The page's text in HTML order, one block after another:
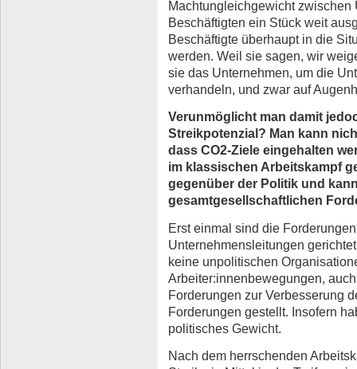
Machtungleichgewicht zwischen
Beschäftigten ein Stück weit
Beschäftigte überhaupt in die
werden. Weil sie sagen, wir
sie das Unternehmen, um die
verhandeln, und zwar auf
Verunmöglicht man damit
Streikpotenzial? Man kann
dass CO2-Ziele eingehalten
im klassischen Arbeitskampf
gegenüber der Politik und
gesamtgesellschaftlichen
Erst einmal sind die
Unternehmensleitungen
keine unpolitischen
Arbeiter:innenbewegungen,
Forderungen zur Verbesserung
Forderungen gestellt. Insofern
politisches Gewicht.
Nach dem herrschenden